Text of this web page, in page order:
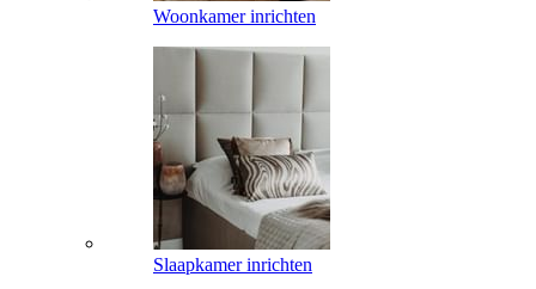
Woonkamer inrichten
Slaapkamer inrichten